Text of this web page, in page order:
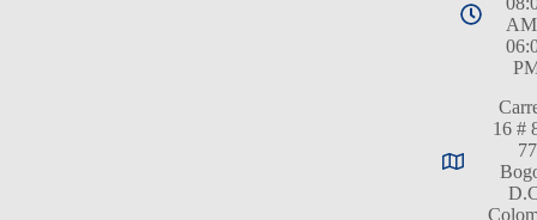
16 #
77